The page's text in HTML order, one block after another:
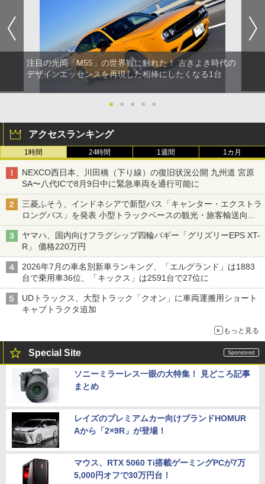
注目の光岡「M55」の世界観に触れた！ 古きよき時代の
デザインエッセンスを再現した相棒にしたくなる1台
● ● ● ● ●
アクセスランキング
1時間 24時間 1週間 1カ月
NEXCO西日本、川田橋（下り線）の復旧状況公開 九州道 宮原
SA〜八代ICで8月9日中に緊急車両を通行可能に
三菱ふそう、インドネシアで新型バス「キャンター・エクストラ
ロングバス」を発表 小型トラックベースの観光・旅客輸送向け
バス
ヤマハ、国内向けフラグシップ四輪バギー「グリズリーEPS XT-
R」 価格220万円
2026年7月の車名別新車ランキング、「エルグランド」は1883
台で乗用車36位、「キックス」は2591台で27位に
UDトラックス、大型トラック「クオン」に車両運搬用ショート
キャブトラクタ追加
もっと見る
Special Site
ソニーミラーレス一眼の大特集！ 見どころ記事
まとめ
レイズのプレミアムカー向けブランドHOMUR
Aから「2×9R」が登場！
マウス、RTX 5060 Ti搭載ゲーミングPCが7万
5,000円オフで30万円台！